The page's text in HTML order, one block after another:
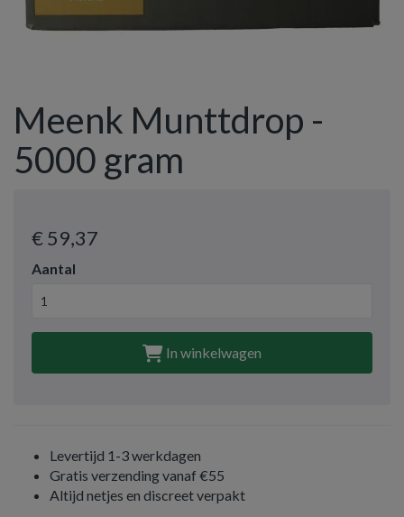
Meenk Munttdrop -
5000 gram
€ 59,37
Aantal
In winkelwagen
Levertijd 1-3 werkdagen
Gratis verzending vanaf €55
Altijd netjes en discreet verpakt